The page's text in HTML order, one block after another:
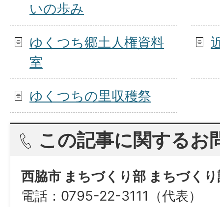
いの歩み
ゆくつち郷土人権資料
室
ゆくつちの里収穫祭
この記事に関するお
西脇市 まちづくり部 まちづく
電話：0795-22-3111（代表）